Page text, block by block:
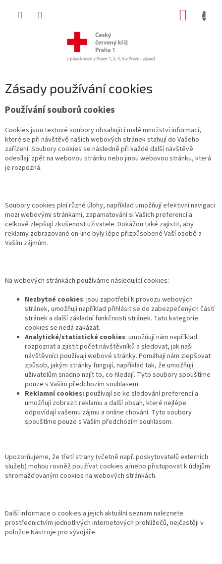
Zásady používání cookies
Používání souborů cookies
Cookies jsou textové soubory obsahující malé množství informací,
které se při návštěvě našich webových stránek stahují do Vašeho
zařízení. Soubory cookies se následně při každé další návštěvě
odesílají zpět na webovou stránku nebo jinou webovou stránku, která
je rozpozná.
Soubory cookies plní různé úlohy, například umožňují efektivní navigaci
mezi webovými stránkami, zapamatování si Vašich preferencí a
celkově zlepšují zkušenost uživatele. Dokážou také zajistit, aby
reklamy zobrazované on-line byly lépe přizpůsobené Vaší osobě a
Vaším zájmům.
Na webových stránkách používáme následující cookies:
Nezbytné cookies: jsou zapotřebí k provozu webových
stránek, umožňují například přihlásit se do zabezpečených částí
stránek a další základní funkčnosti stránek. Tato kategorie
cookies se nedá zakázat.
Analytické/statistické cookies: umožňují nám například
rozpoznat a zjistit počet návštěvníků a sledovat, jak naši
návštěvníci používají webové stránky. Pomáhají nám zlepšovat
způsob, jakým stránky fungují, například tak, že umožňují
uživatelům snadno najít to, co hledají. Tyto soubory spouštíme
pouze s Vaším předchozím souhlasem.
Reklamní cookies: používají se ke sledování preferencí a
umožňují zobrazit reklamu a další obsah, které nejlépe
odpovídají vašemu zájmu a online chování. Tyto soubory
spouštíme pouze s Vaším předchozím souhlasem.
Upozorňujeme, že třetí strany (včetně např. poskytovatelů externích
služeb) mohou rovněž používat cookies a/nebo přistupovat k údajům
shromažďovaným cookies na webových stránkách.
Další informace o cookies a jejich aktuální seznam naleznete
prostřednictvím jednotlivých internetových prohlížečů, nejčastěji v
položce Nástroje pro vývojáře.